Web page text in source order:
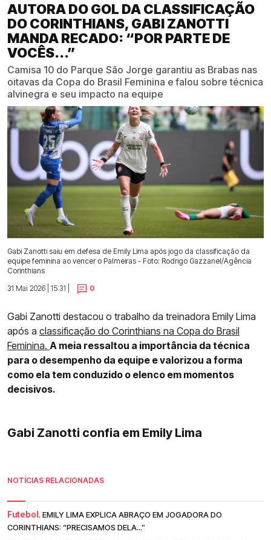
AUTORA DO GOL DA CLASSIFICAÇÃO
DO CORINTHIANS, GABI ZANOTTI
MANDA RECADO: “POR PARTE DE
VOCÊS...”
Camisa 10 do Parque São Jorge garantiu as Brabas nas
oitavas da Copa do Brasil Feminina e falou sobre técnica
alvinegra e seu impacto na equipe
Gabi Zanotti saiu em defesa de Emily Lima após jogo da classificação da
equipe feminina ao vencer o Palmeiras - Foto: Rodrigo Gazzanel/Agência
Corinthians
31 Mai 2026 | 15:31 |
0
Gabi Zanotti destacou o trabalho da treinadora Emily Lima
após a classificação do Corinthians na Copa do Brasil
Feminina. A meia ressaltou a importância da técnica
para o desempenho da equipe e valorizou a forma
como ela tem conduzido o elenco em momentos
decisivos.
Gabi Zanotti confia em Emily Lima
NOTÍCIAS RELACIONADAS
Futebol. EMILY LIMA EXPLICA ABRAÇO EM JOGADORA DO
CORINTHIANS: “PRECISAMOS DELA...”